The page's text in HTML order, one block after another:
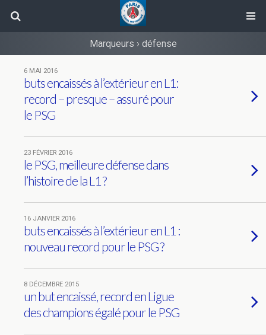
Marqueurs › défense
6 MAI 2016
buts encaissés à l’extérieur en L1:
record – presque – assuré pour
le PSG
23 FÉVRIER 2016
le PSG, meilleure défense dans
l’histoire de la L1 ?
16 JANVIER 2016
buts encaissés à l’extérieur en L1 :
nouveau record pour le PSG ?
8 DÉCEMBRE 2015
un but encaissé, record en Ligue
des champions égalé pour le PSG